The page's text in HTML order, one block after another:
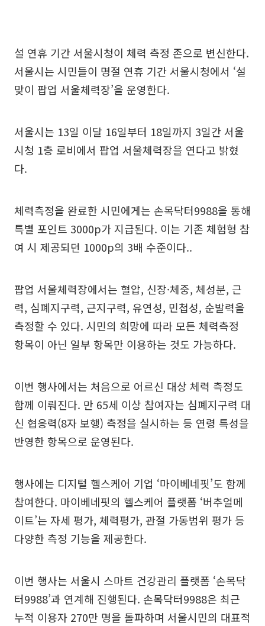
설 연휴 기간 서울시청이 체력 측정 존으로 변신한다.
서울시는 시민들이 명절 연휴 기간 서울시청에서 ‘설
맞이 팝업 서울체력장’을 운영한다.
서울시는 13일 이달 16일부터 18일까지 3일간 서울
시청 1층 로비에서 팝업 서울체력장을 연다고 밝혔
다.
체력측정을 완료한 시민에게는 손목닥터9988을 통해
특별 포인트 3000p가 지급된다. 이는 기존 체험형 참
여 시 제공되던 1000p의 3배 수준이다..
팝업 서울체력장에서는 혈압, 신장·체중, 체성분, 근
력, 심폐지구력, 근지구력, 유연성, 민첩성, 순발력을
측정할 수 있다. 시민의 희망에 따라 모든 체력측정
항목이 아닌 일부 항목만 이용하는 것도 가능하다.
이번 행사에서는 처음으로 어르신 대상 체력 측정도
함께 이뤄진다. 만 65세 이상 참여자는 심폐지구력 대
신 협응력(8자 보행) 측정을 실시하는 등 연령 특성을
반영한 항목으로 운영된다.
행사에는 디지털 헬스케어 기업 ‘마이베네핏’도 함께
참여한다. 마이베네핏의 헬스케어 플랫폼 ‘버추얼메
이트’는 자세 평가, 체력평가, 관절 가동범위 평가 등
다양한 측정 기능을 제공한다.
이번 행사는 서울시 스마트 건강관리 플랫폼 ‘손목닥
터9988’과 연계해 진행된다. 손목닥터9988은 최근
누적 이용자 270만 명을 돌파하며 서울시민의 대표적